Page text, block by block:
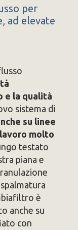
per
ad elevate
e la qualità
sistema di
su linee
molto
testato
piana e
è
anche su
con